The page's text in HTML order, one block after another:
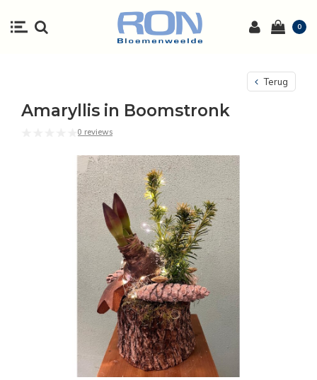
0
Terug
Amaryllis in Boomstronk
0 reviews